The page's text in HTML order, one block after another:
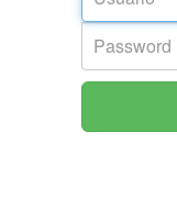
Password